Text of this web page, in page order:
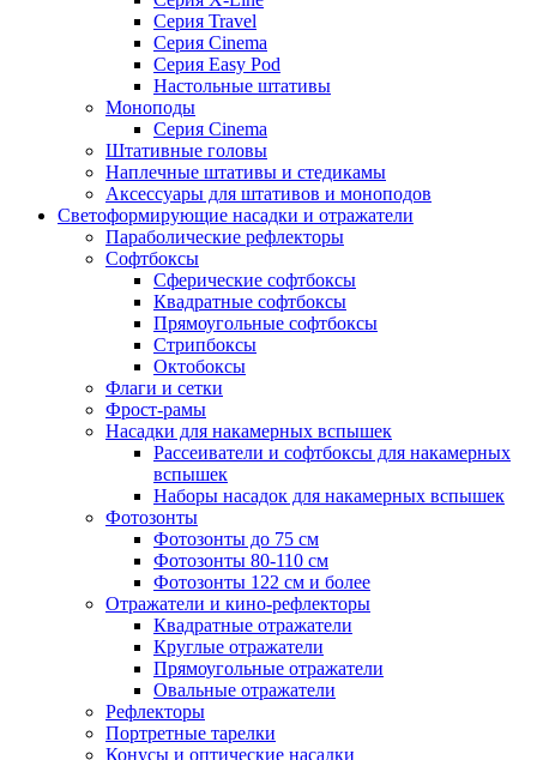
Серия Travel
Серия Cinema
Серия Easy Pod
Настольные штативы
Моноподы
Серия Cinema
Штативные головы
Наплечные штативы и стедикамы
Аксессуары для штативов и моноподов
Светоформирующие насадки и отражатели
Параболические рефлекторы
Софтбоксы
Сферические софтбоксы
Квадратные софтбоксы
Прямоугольные софтбоксы
Стрипбоксы
Октобоксы
Флаги и сетки
Фрост-рамы
Насадки для накамерных вспышек
Рассеиватели и софтбоксы для накамерных
вспышек
Наборы насадок для накамерных вспышек
Фотозонты
Фотозонты до 75 см
Фотозонты 80-110 см
Фотозонты 122 см и более
Отражатели и кино-рефлекторы
Квадратные отражатели
Круглые отражатели
Прямоугольные отражатели
Овальные отражатели
Рефлекторы
Портретные тарелки
Конусы и оптические насадки